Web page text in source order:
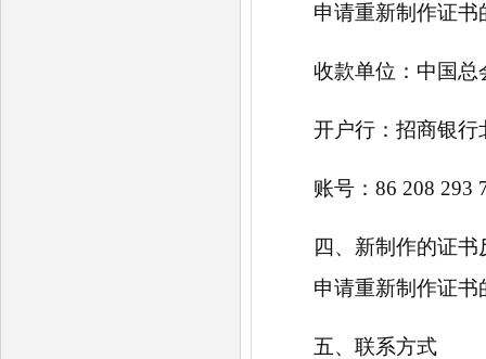
申请重新制作证
收款单位：中国总
开户行：招商银行
账号： 86 208 293
四、新制作的证书
申请重新制作证
五、联系方式